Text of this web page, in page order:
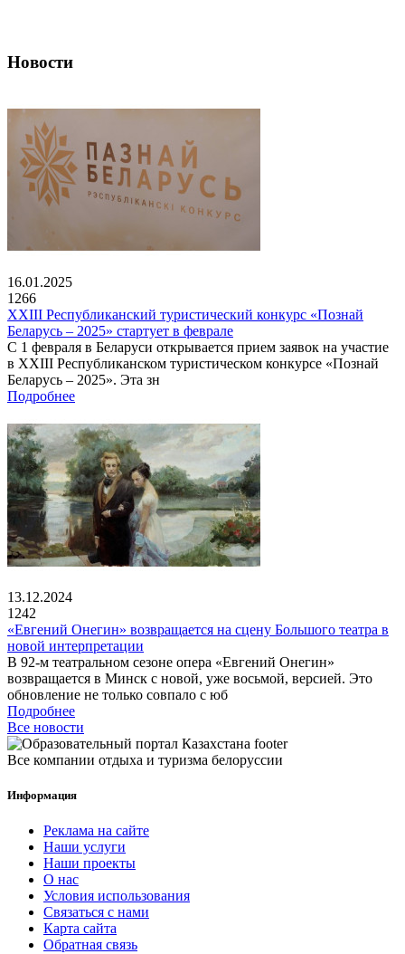
Новости
16.01.2025
1266
XXIII Республиканский туристический конкурс «Познай
Беларусь – 2025» стартует в феврале
С 1 февраля в Беларуси открывается прием заявок на участие
в XXIII Республиканском туристическом конкурсе «Познай
Беларусь – 2025». Эта зн
Подробнее
13.12.2024
1242
«Евгений Онегин» возвращается на сцену Большого театра в
новой интерпретации
В 92-м театральном сезоне опера «Евгений Онегин»
возвращается в Минск с новой, уже восьмой, версией. Это
обновление не только совпало с юб
Подробнее
Все новости
Все компании отдыха и туризма белоруссии
Информация
Реклама на сайте
Наши услуги
Наши проекты
О нас
Условия использования
Связаться с нами
Карта сайта
Обратная связь